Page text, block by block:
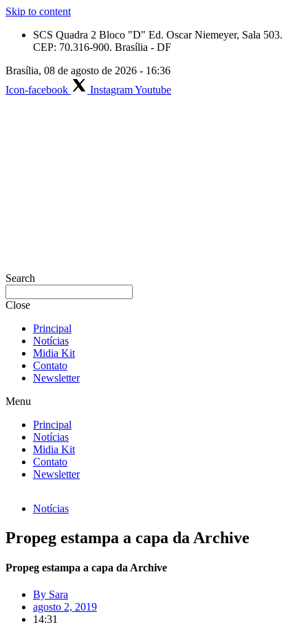
Skip to content
SCS Quadra 2 Bloco "D" Ed. Oscar Niemeyer, Sala 503.
CEP: 70.316-900. Brasília - DF
Brasília, 08 de agosto de 2026 - 16:36
Icon-facebook
InstagramYoutube
Search
Close
Principal
Notícias
Midia Kit
Contato
Newsletter
Menu
Principal
Notícias
Midia Kit
Contato
Newsletter
Notícias
Propeg estampa a capa da Archive
Propeg estampa a capa da Archive
By Sara
agosto 2, 2019
14:31